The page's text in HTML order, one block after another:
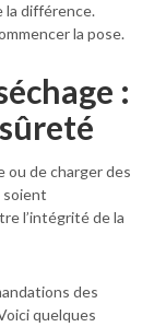
la différence.
la pose.
:
ou de charger des
soient
l’intégrité de la
des
quelques